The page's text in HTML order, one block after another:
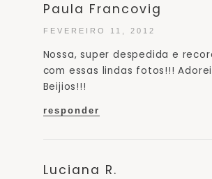
Paula Francovig
FEVEREIRO 11, 2012
Nossa, super despedida e
com essas lindas fotos!!!
Beijios!!!
responder
Luciana R.